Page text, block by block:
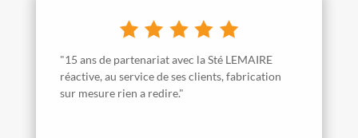
"15 ans de partenariat avec la Sté LEMAIRE
réactive, au service de ses clients, fabrication
sur mesure rien a redire."